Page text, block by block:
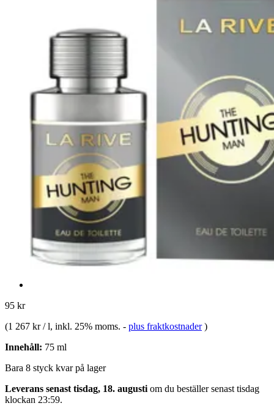
95 kr
(1 267 kr / l, inkl. 25% moms. - plus fraktkostnader )
Innehåll: 75 ml
Bara 8 styck kvar på lager
Leverans senast tisdag, 18. augusti om du beställer senast tisdag
klockan 23:59.